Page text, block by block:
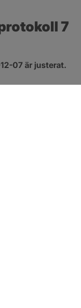
7
07 är justerat.
i nytt fönster.